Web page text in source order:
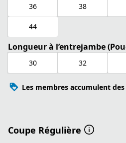
36 38
44
Longueur à l’entrejambe
30 32
Les membres accumulent
Coupe Régulière